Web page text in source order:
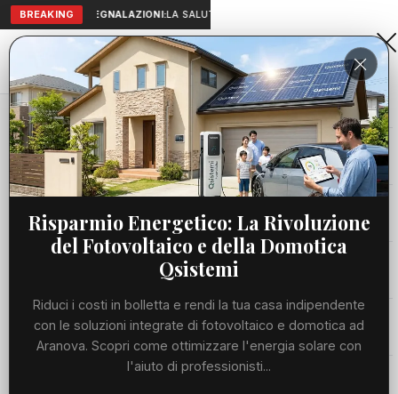
BREAKING SEGNALAZIONI:LA SALUTE A PORTATA DI MANO:
Aranova • NET
PORTALE UTILE AL TERRITORIO
Home
Cronaca
Viabilità
Meteo
Risparmio Energetico: La Rivoluzione
del Fotovoltaico e della Domotica
Qsistemi
Riduci i costi in bolletta e rendi la tua casa indipendente
con le soluzioni integrate di fotovoltaico e domotica ad
Aranova. Scopri come ottimizzare l'energia solare con
l'aiuto di professionisti...